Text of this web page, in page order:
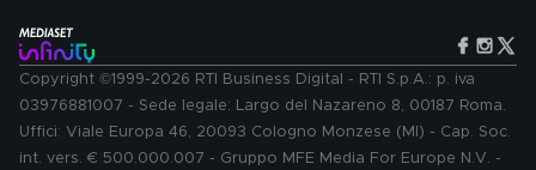
Copyright ©1999-2026 RTI Business Digital - RTI S.p.A.: p. iva
03976881007 - Sede legale: Largo del Nazareno 8, 00187 Roma.
Uffici: Viale Europa 46, 20093 Cologno Monzese (MI) - Cap. Soc.
int. vers. € 500.000.007 - Gruppo MFE Media For Europe N.V. -